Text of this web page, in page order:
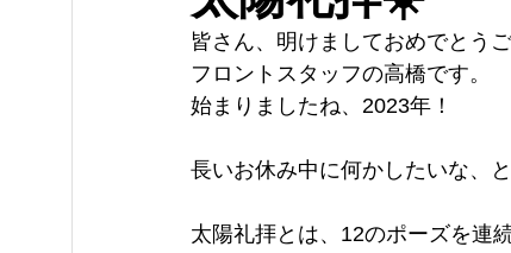
皆さん、明けましておめでとうご
フロントスタッフの高橋です。
始まりましたね、2023年！
長いお休み中に何かしたいな、
太陽礼拝とは、12のポーズを連